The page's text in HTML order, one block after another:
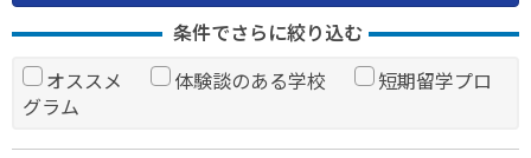
条件でさらに絞り込む
オススメ
体験談のある学校
短期留学プロ
グラム